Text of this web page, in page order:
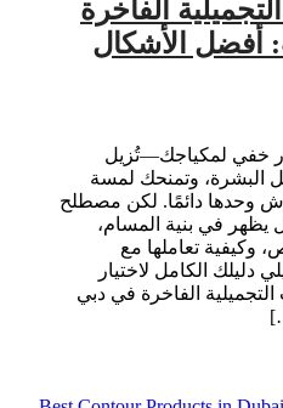
الفاخرة
أفضل الأشكال
خفي لمكياجك—تُزيل
البشرة، وتمنحك لمسة
وحدها دائمًا. لكن مصطلح
في بنية المسام،
وكيفية تعاملها مع
دليلك الكامل لاختيار
الفاخرة في دبي